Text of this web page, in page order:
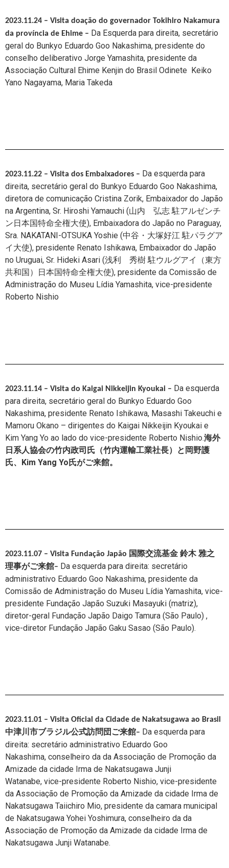
2023.11.24 – Visita doação do governador Tokihiro Nakamura
da província de Ehime – Da Esquerda para direita, secretário
geral do Bunkyo Eduardo Goo Nakashima, presidente do
conselho deliberativo Jorge Yamashita, presidente da
Associação Cultural Ehime Kenjin do Brasil Odinete Keiko
Yano Nagayama, Maria Takeda
2023.11.22 – Visita dos Embaixadores – Da esquerda para
direita, secretário geral do Bunkyo Eduardo Goo Nakashima,
diretora de comunicação Cristina Zorik, Embaixador do Japão
na Argentina, Sr. Hiroshi Yamauchi (山内 弘志 駐アルゼンチ
ン日本国特命全権大使), Embaixadora do Japão no Paraguay,
Sra. NAKATANI-OTSUKA Yoshie (中谷・大塚好江 駐パラグア
イ大使), presidente Renato Ishikawa, Embaixador do Japão
no Uruguai, Sr. Hideki Asari (浅利 秀樹 駐ウルグアイ（東方
共和国）日本国特命全権大使), presidente da Comissão de
Administração do Museu Lídia Yamashita, vice-presidente
Roberto Nishio
2023.11.14 – Visita do Kaigai Nikkeijin Kyoukai – Da esquerda
para direita, secretário geral do Bunkyo Eduardo Goo
Nakashima, presidente Renato Ishikawa, Masashi Takeuchi e
Mamoru Okano – dirigentes do Kaigai Nikkeijin Kyoukai e
Kim Yang Yo ao lado do vice-presidente Roberto Nishio.海外
日系人協会の竹内政司氏（竹内運輸工業社長）と岡野護
氏、Kim Yang Yo氏がご来館。
2023.11.07 – Visita Fundação Japão 国際交流基金 鈴木 雅之
理事がご来館– Da esquerda para direita: secretário
administrativo Eduardo Goo Nakashima, presidente da
Comissão de Administração do Museu Lídia Yamashita, vice-
presidente Fundação Japão Suzuki Masayuki (matriz),
diretor-geral Fundação Japão Daigo Tamura (São Paulo) ,
vice-diretor Fundação Japão Gaku Sasao (São Paulo).
2023.11.01 – Visita Oficial da Cidade de Nakatsugawa ao Brasil
中津川市ブラジル公式訪問団ご来館– Da esquerda para
direita: secretário administrativo Eduardo Goo
Nakashima, conselheiro da da Associação de Promoção da
Amizade da cidade Irma de Nakatsugawa Junji
Watanabe, vice-presidente Roberto Nishio, vice-presidente
da Associação de Promoção da Amizade da cidade Irma de
Nakatsugawa Taiichiro Mio, presidente da camara municipal
de Nakatsugawa Yohei Yoshimura, conselheiro da da
Associação de Promoção da Amizade da cidade Irma de
Nakatsugawa Junji Watanabe.